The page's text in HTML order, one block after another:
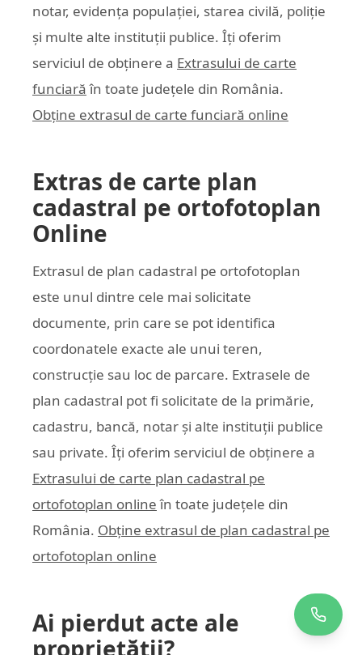
notar, evidența populației, starea civilă, poliție
și multe alte instituții publice. Îți oferim
serviciul de obținere a Extrasului de carte
funciară în toate județele din România.
Obține extrasul de carte funciară online
Extras de carte plan
cadastral pe ortofotoplan
Online
Extrasul de plan cadastral pe ortofotoplan
este unul dintre cele mai solicitate
documente, prin care se pot identifica
coordonatele exacte ale unui teren,
construcție sau loc de parcare. Extrasele de
plan cadastral pot fi solicitate de la primărie,
cadastru, bancă, notar și alte instituții publice
sau private. Îți oferim serviciul de obținere a
Extrasului de carte plan cadastral pe
ortofotoplan online în toate județele din
România. Obține extrasul de plan cadastral pe
ortofotoplan online
Ai pierdut acte ale
proprietății?